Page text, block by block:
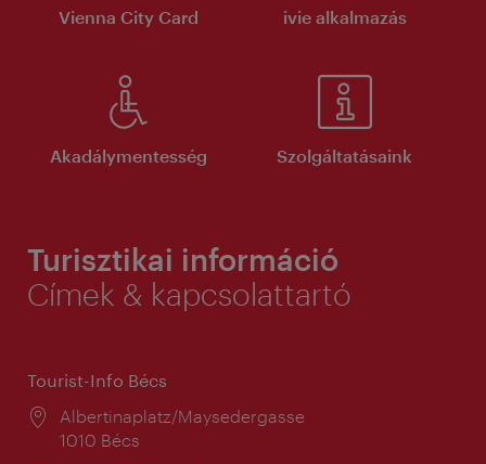
Vienna City Card ivie alkalmazás
Akadálymentesség Szolgáltatásaink
Turisztikai információ
Címek & kapcsolattartó
Tourist-Info Bécs
Helyszín:
Albertinaplatz/Maysedergasse
1010 Bécs